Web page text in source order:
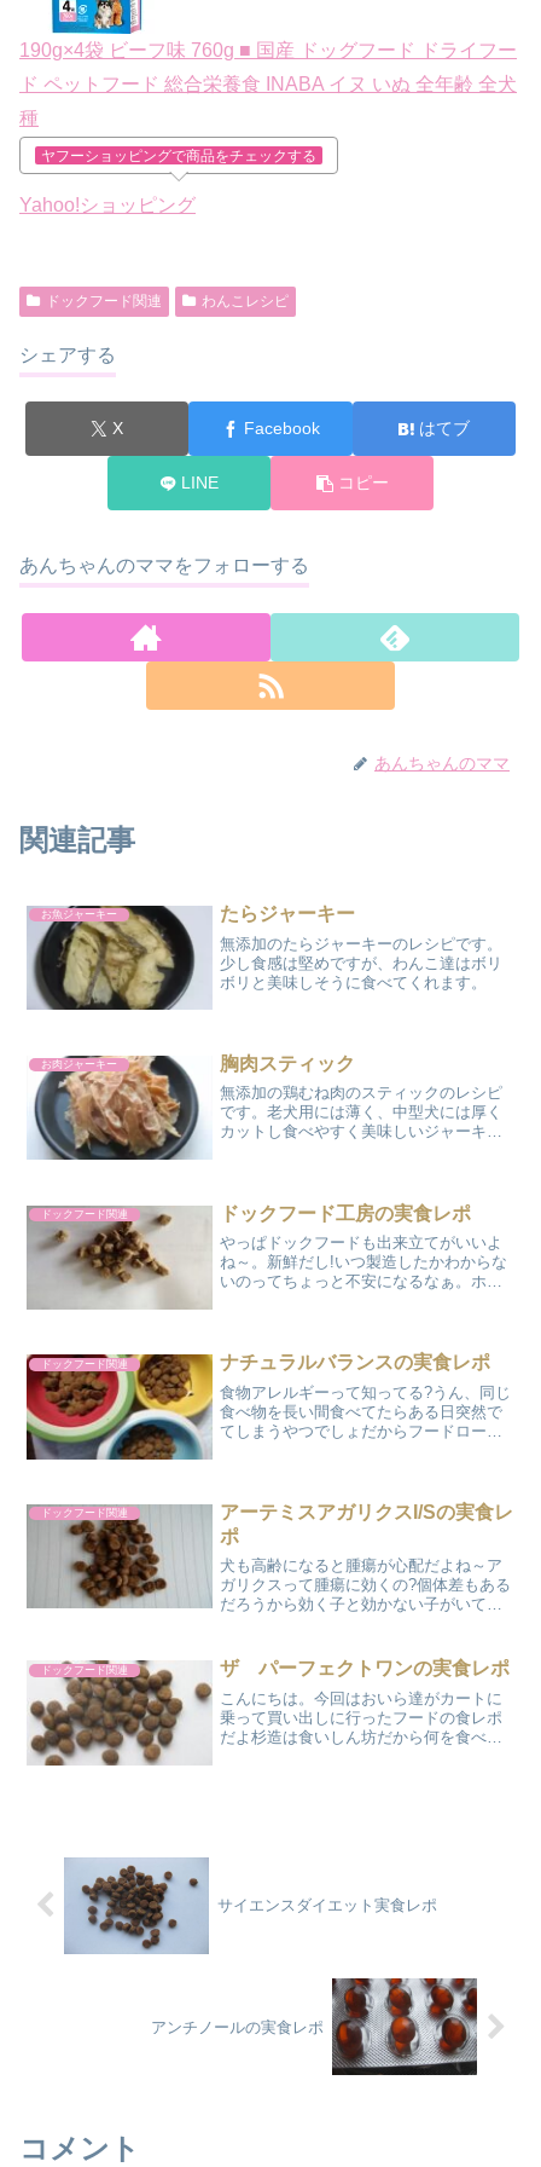
190g×4袋 ビーフ味 760g ■ 国産 ドッグフード ドライフー
ド ペットフード 総合栄養食 INABA イヌ いぬ 全年齢 全犬
種
ヤフーショッピングで商品をチェックする
Yahoo!ショッピング
ドックフード関連 わんこレシピ
シェアする
X Facebook はてブ
LINE コピー
あんちゃんのママをフォローする
あんちゃんのママ
関連記事
お魚ジャーキー たらジャーキー
無添加のたらジャーキーのレシピです。
少し食感は堅めですが、わんこ達はボリ
ボリと美味しそうに食べてくれます。
お肉ジャーキー 胸肉スティック
無添加の鶏むね肉のスティックのレシピ
です。老犬用には薄く、中型犬には厚く
カットし食べやすく美味しいジャーキー
ドックフード関連 ドックフード工房の実食レポ
やっぱドックフードも出来立てがいいよ
ね～。新鮮だし!いつ製造したかわからな
いのってちょっと不安になるなぁ。ホー
くなさそうだなそだね、...
ドックフード関連 ナチュラルバランスの実食レポ
食物アレルギーって知ってる?うん、同じ
食べ物を長い間食べてたらある日突然で
てしまうやつでしょだからフードローテ
ドだと味も飽きちゃう...
ドックフード関連
アーテミスアガリクスI/Sの実食レ
ポ
犬も高齢になると腫瘍が心配だよね～ア
ガリクスって腫瘍に効くの?個体差もある
だろうから効く子と効かない子がいてる
るのはいいかもね!そだね、食べたものの
結果がそもそも病気の...
ドックフード関連 ザ パーフェクトワンの実食レポ
こんにちは。今回はおいら達がカートに
乗って買い出しに行ったフードの食レポ
だよ杉造は食いしん坊だから何を食べて
サイエンスダイエット実食レポ
アンチノールの実食レポ
コメント